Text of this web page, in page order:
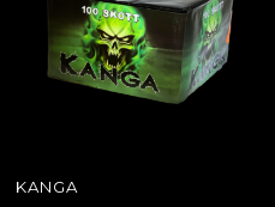
KANGA